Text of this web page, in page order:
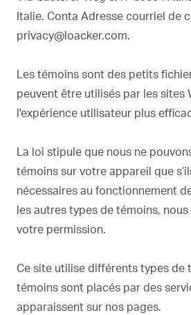
Italie. Conta Adresse courriel de
privacy@loacker.com.
Les témoins sont des petits
peuvent être utilisés par les sites
l'expérience utilisateur plus
La loi stipule que nous ne
témoins sur votre appareil que
nécessaires au fonctionnement
les autres types de témoins,
votre permission.
Ce site utilise différents types de
témoins sont placés par des
apparaissent sur nos pages.